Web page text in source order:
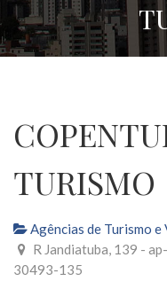
TURISMO
Agências de Turismo e
R Jandiatuba, 139 -
30493-135